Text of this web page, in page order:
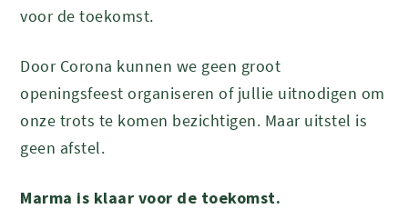
voor de toekomst.
Door Corona kunnen we geen groot
openingsfeest organiseren of jullie uitnodigen om
onze trots te komen bezichtigen. Maar uitstel is
geen afstel.
Marma is klaar voor de toekomst.